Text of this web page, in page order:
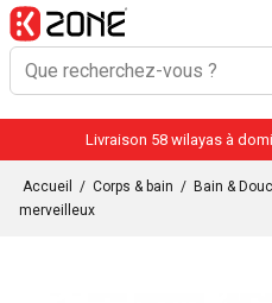
Livraison 58 wilayas à
Accueil / Corps & bain / Bain &
merveilleux